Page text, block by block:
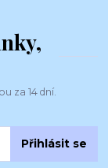
za 14 dní.
Přihlásit se